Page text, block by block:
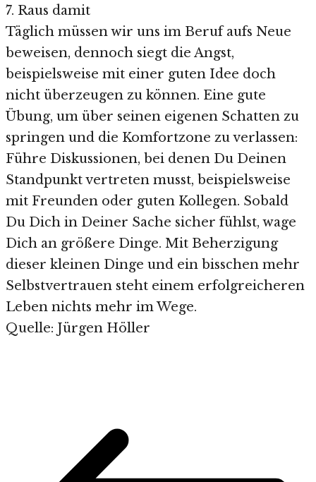
7. Raus damit
Täglich müssen wir uns im Beruf aufs Neue
beweisen, dennoch siegt die Angst,
beispielsweise mit einer guten Idee doch
nicht überzeugen zu können. Eine gute
Übung, um über seinen eigenen Schatten zu
springen und die Komfortzone zu verlassen:
Führe Diskussionen, bei denen Du Deinen
Standpunkt vertreten musst, beispielsweise
mit Freunden oder guten Kollegen. Sobald
Du Dich in Deiner Sache sicher fühlst, wage
Dich an größere Dinge. Mit Beherzigung
dieser kleinen Dinge und ein bisschen mehr
Selbstvertrauen steht einem erfolgreicheren
Leben nichts mehr im Wege.
Quelle: Jürgen Höller